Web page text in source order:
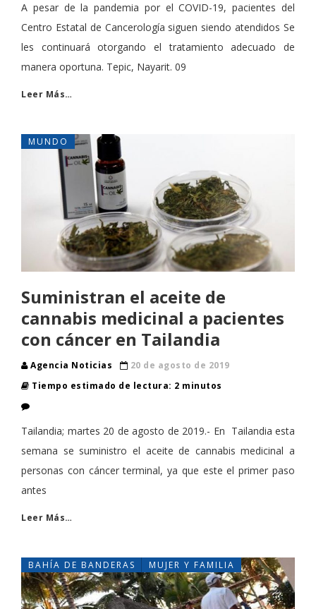
A pesar de la pandemia por el COVID-19, pacientes del
Centro Estatal de Cancerología siguen siendo atendidos Se
les continuará otorgando el tratamiento adecuado de
manera oportuna. Tepic, Nayarit. 09
Leer Más…
MUNDO
Suministran el aceite de
cannabis medicinal a pacientes
con cáncer en Tailandia
Agencia Noticias
20 de agosto de 2019
Tiempo estimado de lectura: 2 minutos
Tailandia; martes 20 de agosto de 2019.- En Tailandia esta
semana se suministro el aceite de cannabis medicinal a
personas con cáncer terminal, ya que este el primer paso
antes
Leer Más…
BAHÍA DE BANDERAS MUJER Y FAMILIA